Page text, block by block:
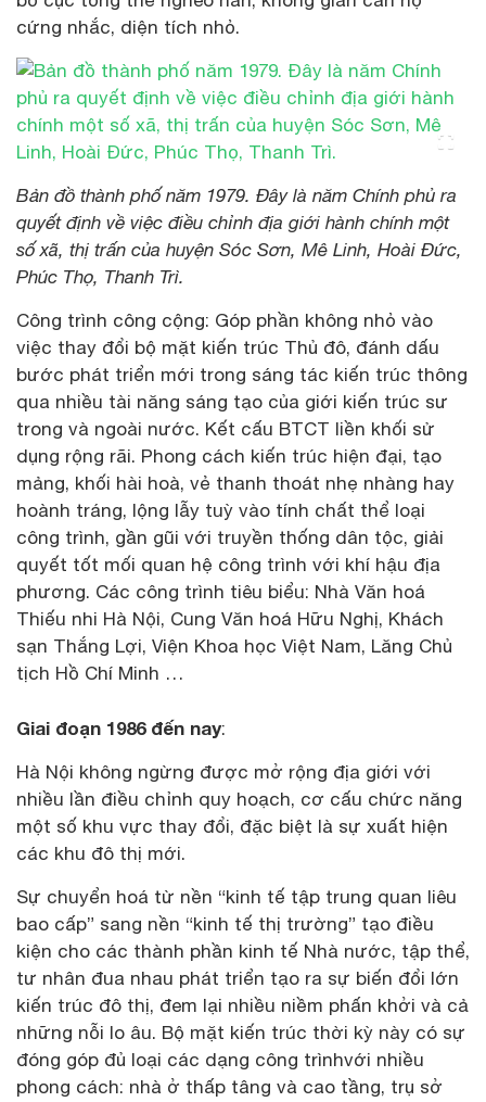
cứng nhắc, diện tích nhỏ.
Bản đồ thành phố năm 1979. Đây là năm Chính phủ ra
quyết định về việc điều chỉnh địa giới hành chính một
số xã, thị trấn của huyện Sóc Sơn, Mê Linh, Hoài Đức,
Phúc Thọ, Thanh Trì.
Công trình công cộng: Góp phần không nhỏ vào
việc thay đổi bộ mặt kiến trúc Thủ đô, đánh dấu
bước phát triển mới trong sáng tác kiến trúc thông
qua nhiều tài năng sáng tạo của giới kiến trúc sư
trong và ngoài nước. Kết cấu BTCT liền khối sử
dụng rộng rãi. Phong cách kiến trúc hiện đại, tạo
mảng, khối hài hoà, vẻ thanh thoát nhẹ nhàng hay
hoành tráng, lộng lẫy tuỳ vào tính chất thể loại
công trình, gần gũi với truyền thống dân tộc, giải
quyết tốt mối quan hệ công trình với khí hậu địa
phương. Các công trình tiêu biểu: Nhà Văn hoá
Thiếu nhi Hà Nội, Cung Văn hoá Hữu Nghị, Khách
sạn Thắng Lợi, Viện Khoa học Việt Nam, Lăng Chủ
tịch Hồ Chí Minh …
Giai đoạn 1986 đến nay:
Hà Nội không ngừng được mở rộng địa giới với
nhiều lần điều chỉnh quy hoạch, cơ cấu chức năng
một số khu vực thay đổi, đặc biệt là sự xuất hiện
các khu đô thị mới.
Sự chuyển hoá từ nền “kinh tế tập trung quan liêu
bao cấp” sang nền “kinh tế thị trường” tạo điều
kiện cho các thành phần kinh tế Nhà nước, tập thể,
tư nhân đua nhau phát triển tạo ra sự biến đổi lớn
kiến trúc đô thị, đem lại nhiều niềm phấn khởi và cả
những nỗi lo âu. Bộ mặt kiến trúc thời kỳ này có sự
đóng góp đủ loại các dạng công trìnhvới nhiều
phong cách: nhà ở thấp tâng và cao tầng, trụ sở